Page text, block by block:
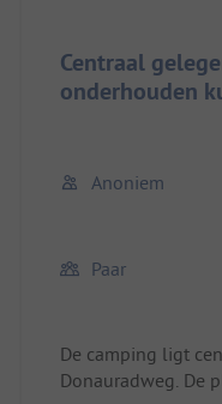
Centraal
onderhouden
Anoniem
Paar
De camping ligt
Donauradweg. De